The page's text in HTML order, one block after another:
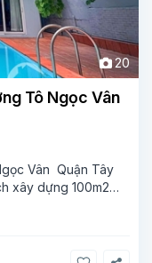
20
Tô Ngọc Vân
Vân Quận Tây
xây dựng 100m2
1, , phòng